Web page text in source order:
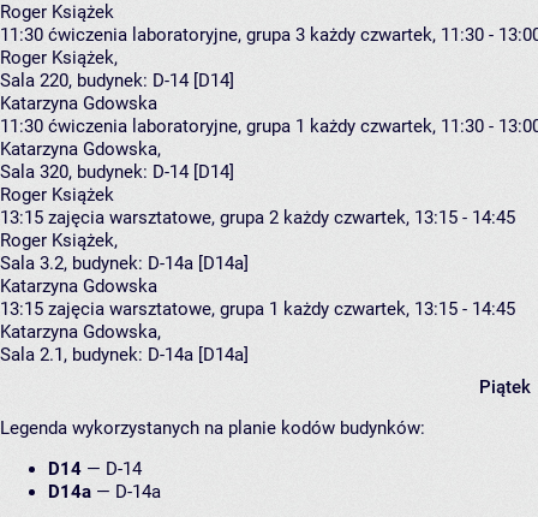
Roger Książek
11:30 ćwiczenia laboratoryjne, grupa 3 każdy czwartek, 11:30 -
Roger Książek,
Sala 220, budynek: D-14 [D14]
Katarzyna Gdowska
11:30 ćwiczenia laboratoryjne, grupa 1 każdy czwartek, 11:30 -
Katarzyna Gdowska,
Sala 320, budynek: D-14 [D14]
Roger Książek
13:15 zajęcia warsztatowe, grupa 2 każdy czwartek, 13:15 - 14:45
Roger Książek,
Sala 3.2, budynek: D-14a [D14a]
Katarzyna Gdowska
13:15 zajęcia warsztatowe, grupa 1 każdy czwartek, 13:15 - 14:45
Katarzyna Gdowska,
Sala 2.1, budynek: D-14a [D14a]
Piątek
Legenda wykorzystanych na planie kodów budynków:
D14 — D-14
D14a — D-14a